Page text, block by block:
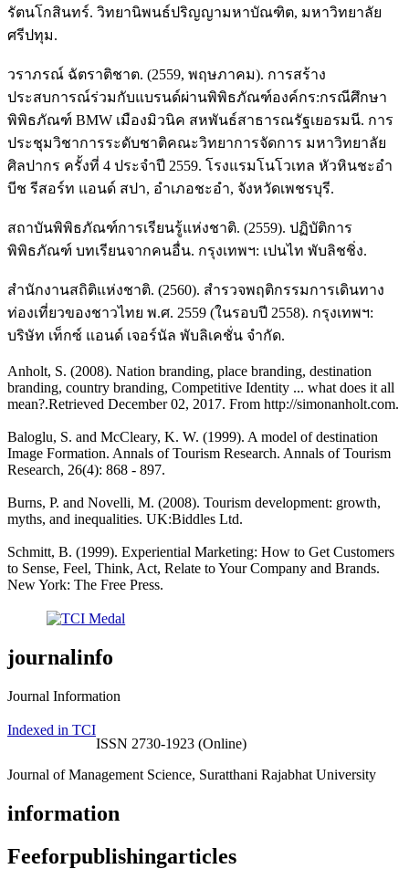
รัตนโกสินทร์. วิทยานิพนธ์ปริญญามหาบัณฑิต, มหาวิทยาลัย
ศรีปทุม.
วราภรณ์ ฉัตราติชาต. (2559, พฤษภาคม). การสร้าง
ประสบการณ์ร่วมกับแบรนด์ผ่านพิพิธภัณฑ์องค์กร:กรณีศึกษา
พิพิธภัณฑ์ BMW เมืองมิวนิค สหพันธ์สาธารณรัฐเยอรมนี. การ
ประชุมวิชาการระดับชาติคณะวิทยาการจัดการ มหาวิทยาลัย
ศิลปากร ครั้งที่ 4 ประจำปี 2559. โรงแรมโนโวเทล หัวหินชะอำ
บีช รีสอร์ท แอนด์ สปา, อำเภอชะอำ, จังหวัดเพชรบุรี.
สถาบันพิพิธภัณฑ์การเรียนรู้แห่งชาติ. (2559). ปฏิบัติการ
พิพิธภัณฑ์ บทเรียนจากคนอื่น. กรุงเทพฯ: เปนไท พับลิชชิ่ง.
สำนักงานสถิติแห่งชาติ. (2560). สำรวจพฤติกรรมการเดินทาง
ท่องเที่ยวของชาวไทย พ.ศ. 2559 (ในรอบปี 2558). กรุงเทพฯ:
บริษัท เท็กซ์ แอนด์ เจอร์นัล พับลิเคชั่น จำกัด.
Anholt, S. (2008). Nation branding, place branding, destination
branding, country branding, Competitive Identity ... what does it all
mean?.Retrieved December 02, 2017. From http://simonanholt.com.
Baloglu, S. and McCleary, K. W. (1999). A model of destination
Image Formation. Annals of Tourism Research. Annals of Tourism
Research, 26(4): 868 - 897.
Burns, P. and Novelli, M. (2008). Tourism development: growth,
myths, and inequalities. UK:Biddles Ltd.
Schmitt, B. (1999). Experiential Marketing: How to Get Customers
to Sense, Feel, Think, Act, Relate to Your Company and Brands.
New York: The Free Press.
journalinfo
Journal Information
Indexed in TCI
ISSN 2730-1923 (Online)
Journal of Management Science, Suratthani Rajabhat University
information
Feeforpublishingarticles